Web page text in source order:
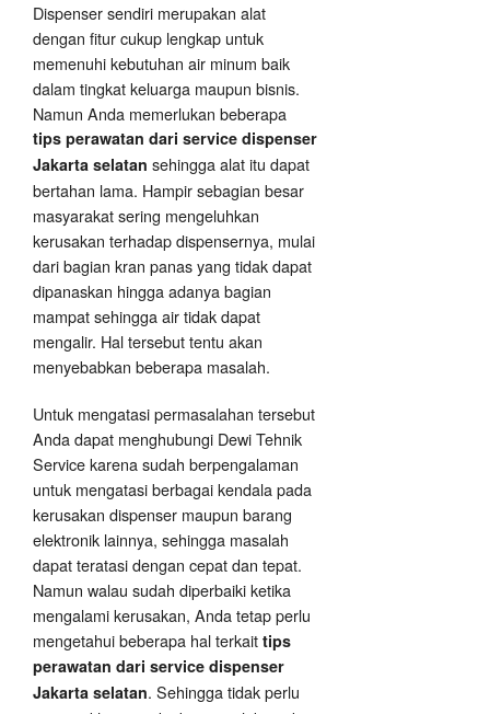
Dispenser sendiri merupakan alat
dengan fitur cukup lengkap untuk
memenuhi kebutuhan air minum baik
dalam tingkat keluarga maupun bisnis.
Namun Anda memerlukan beberapa
tips perawatan dari service dispenser
Jakarta selatan sehingga alat itu dapat
bertahan lama. Hampir sebagian besar
masyarakat sering mengeluhkan
kerusakan terhadap dispensernya, mulai
dari bagian kran panas yang tidak dapat
dipanaskan hingga adanya bagian
mampat sehingga air tidak dapat
mengalir. Hal tersebut tentu akan
menyebabkan beberapa masalah.
Untuk mengatasi permasalahan tersebut
Anda dapat menghubungi Dewi Tehnik
Service karena sudah berpengalaman
untuk mengatasi berbagai kendala pada
kerusakan dispenser maupun barang
elektronik lainnya, sehingga masalah
dapat teratasi dengan cepat dan tepat.
Namun walau sudah diperbaiki ketika
mengalami kerusakan, Anda tetap perlu
mengetahui beberapa hal terkait tips
perawatan dari service dispenser
Jakarta selatan. Sehingga tidak perlu